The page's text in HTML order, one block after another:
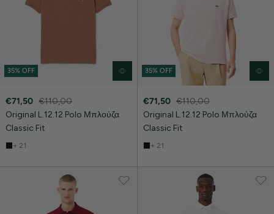
35% OFF
€71,50 €110,00
Original L.12.12 Polo Μπλούζα
Classic Fit
+ 21
35% OFF
€71,50 €110,00
Original L.12.12 Polo Μπλούζα
Classic Fit
+ 21